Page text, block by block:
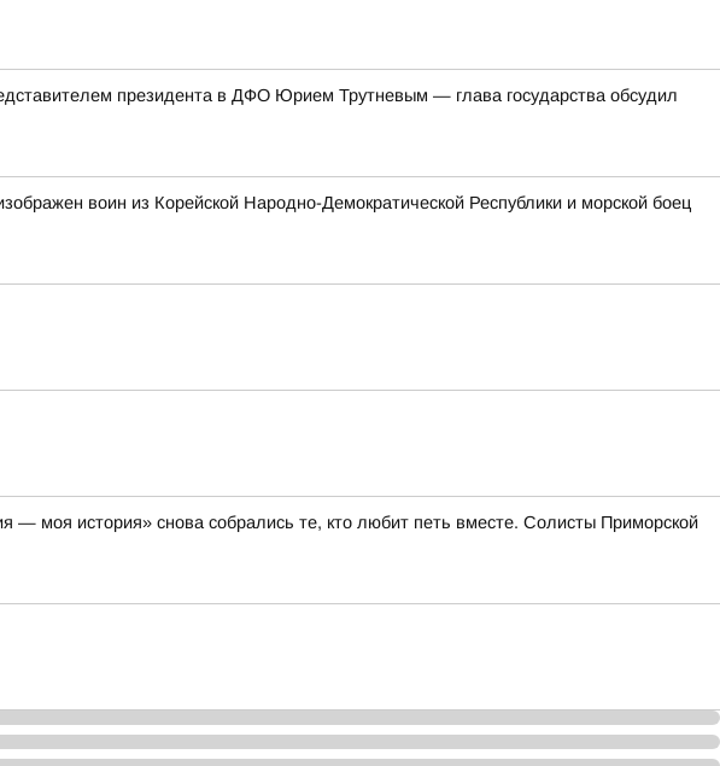
президента в ДФО Юрием Трутневым — глава государства обсудил
воин из Корейской Народно-Демократической Республики и морской боец
моя история» снова собрались те, кто любит петь вместе. Солисты Приморской